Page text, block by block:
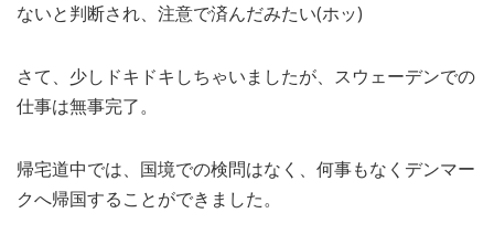
ないと判断され、注意で済んだみたい(ホッ)
さて、少しドキドキしちゃいましたが、スウェーデンでの
仕事は無事完了。
帰宅道中では、国境での検問はなく、何事もなくデンマー
クへ帰国することができました。